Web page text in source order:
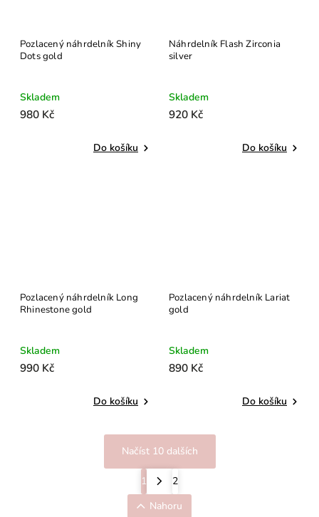
Pozlacený náhrdelník Shiny
Dots gold
Skladem
980 Kč
Do košíku
Náhrdelník Flash Zirconia
silver
Skladem
920 Kč
Do košíku
Pozlacený náhrdelník Long
Rhinestone gold
Skladem
990 Kč
Do košíku
Pozlacený náhrdelník Lariat
gold
Skladem
890 Kč
Do košíku
Načíst 10 dalších
1
2
Nahoru